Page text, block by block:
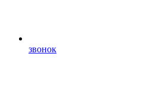
звонок